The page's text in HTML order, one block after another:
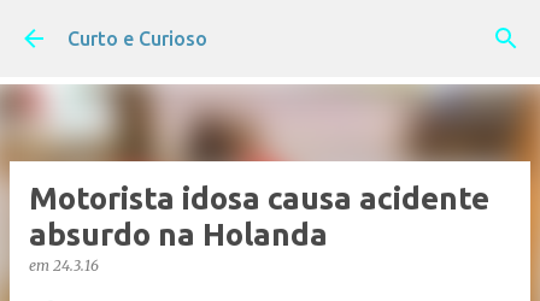
Pular para o conteúdo principal
Curto e Curioso
Motorista idosa causa acidente
absurdo na Holanda
em 24.3.16